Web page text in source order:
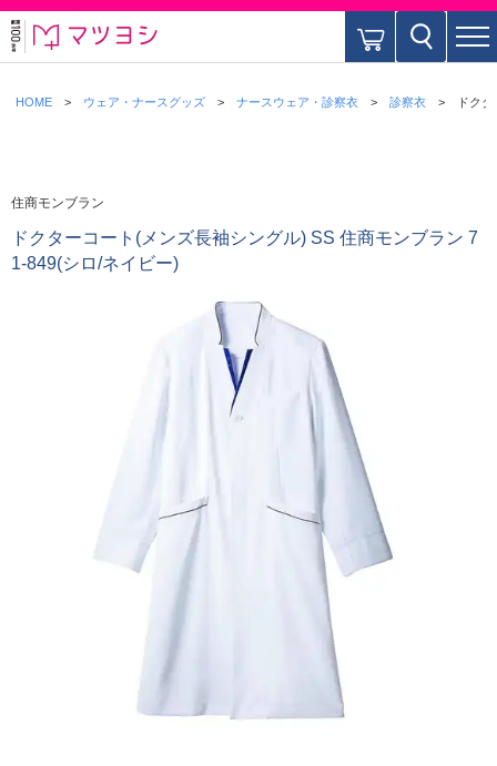
HOME ウェア・ナースグッズ ナースウェア・診察衣 診察衣 ドク
住商モンブラン
ドクターコート(メンズ長袖シングル) SS 住商モンブラン 7
1-849(シロ/ネイビー)